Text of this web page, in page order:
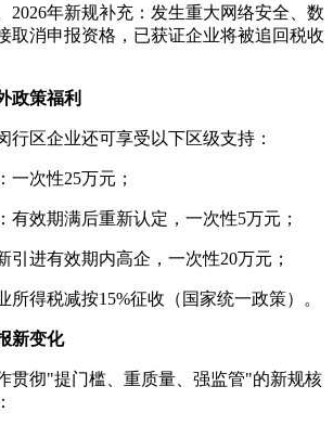
2026年新规补充：发生重大网络安全、数
取消申报资格，已获证企业将被追回税收
政策福利
区企业还可享受以下区级支持：
次性25万元；
效期满后重新认定，一次性5万元；
进有效期内高企，一次性20万元；
得税减按15%征收（国家统一政策）。
新变化
彻"提门槛、重质量、强监管"的新规核